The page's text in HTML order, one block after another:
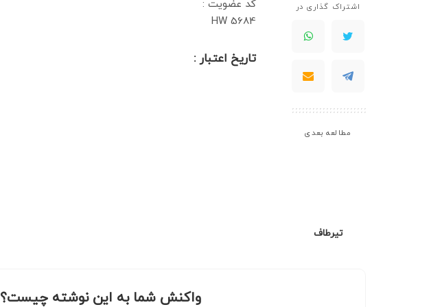
اشتراک گذاری در
مطالعه بعدی
تیرطاف
کد عضویت :
HW 5684
تاریخ اعتبار :
واکنش شما به این نوشته چیست؟